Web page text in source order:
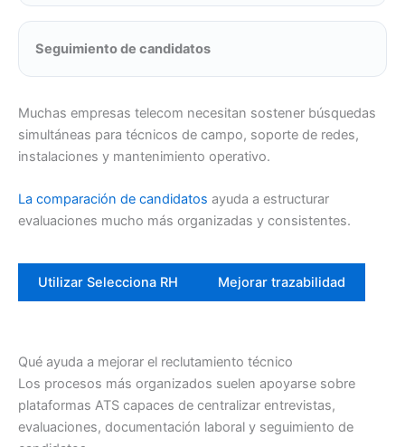
Seguimiento de candidatos
Muchas empresas telecom necesitan sostener búsquedas
simultáneas para técnicos de campo, soporte de redes,
instalaciones y mantenimiento operativo.
La comparación de candidatos ayuda a estructurar
evaluaciones mucho más organizadas y consistentes.
Utilizar Selecciona RH Mejorar trazabilidad
Qué ayuda a mejorar el reclutamiento técnico
Los procesos más organizados suelen apoyarse sobre
plataformas ATS capaces de centralizar entrevistas,
evaluaciones, documentación laboral y seguimiento de